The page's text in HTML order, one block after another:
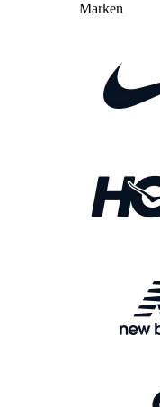
Marken